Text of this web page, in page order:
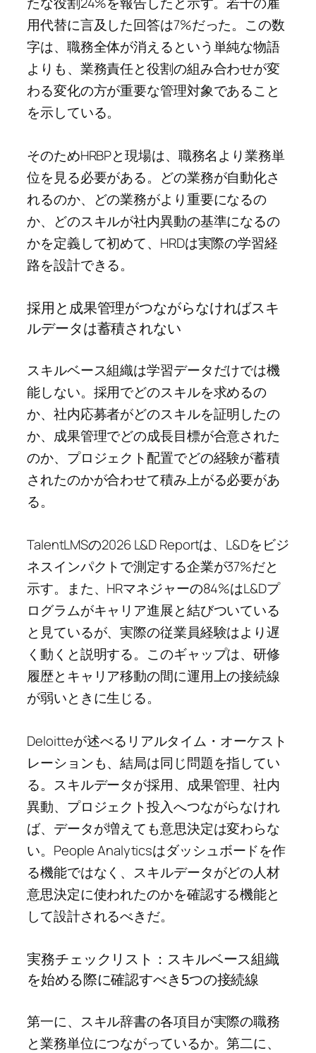
用代替に言及した回答は7%だった。この数
字は、職務全体が消えるという単純な物語
よりも、業務責任と役割の組み合わせが変
わる変化の方が重要な管理対象であること
を示している。
そのためHRBPと現場は、職務名より業務単
位を見る必要がある。どの業務が自動化さ
れるのか、どの業務がより重要になるの
か、どのスキルが社内異動の基準になるの
かを定義して初めて、HRDは実際の学習経
路を設計できる。
採用と成果管理がつながらなければスキ
ルデータは蓄積されない
スキルベース組織は学習データだけでは機
能しない。採用でどのスキルを求めるの
か、社内応募者がどのスキルを証明したの
か、成果管理でどの成長目標が合意された
のか、プロジェクト配置でどの経験が蓄積
されたのかが合わせて積み上がる必要があ
る。
TalentLMSの2026 L&D Reportは、L&Dをビジ
ネスインパクトで測定する企業が37%だと
示す。また、HRマネジャーの84%はL&Dプ
ログラムがキャリア進展と結びついている
と見ているが、実際の従業員経験はより遅
く動くと説明する。このギャップは、研修
履歴とキャリア移動の間に運用上の接続線
が弱いときに生じる。
Deloitteが述べるリアルタイム・オーケスト
レーションも、結局は同じ問題を指してい
る。スキルデータが採用、成果管理、社内
異動、プロジェクト投入へつながらなけれ
ば、データが増えても意思決定は変わらな
い。People Analyticsはダッシュボードを作
る機能ではなく、スキルデータがどの人材
意思決定に使われたのかを確認する機能と
して設計されるべきだ。
実務チェックリスト：スキルベース組織
を始める際に確認すべき5つの接続線
第一に、スキル辞書の各項目が実際の職務
と業務単位につながっているか。第二に、